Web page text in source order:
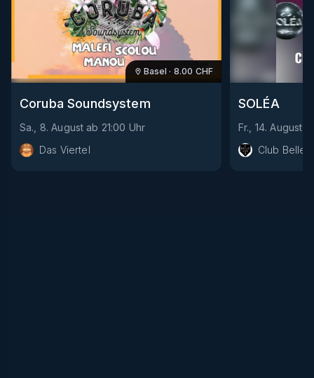
Basel · 8.00 CHF
Coruba Soundsystem
Sa., 8. August ab 21:00 Uhr
Das Viertel
SOLÉA
Fr., 14. August
Club